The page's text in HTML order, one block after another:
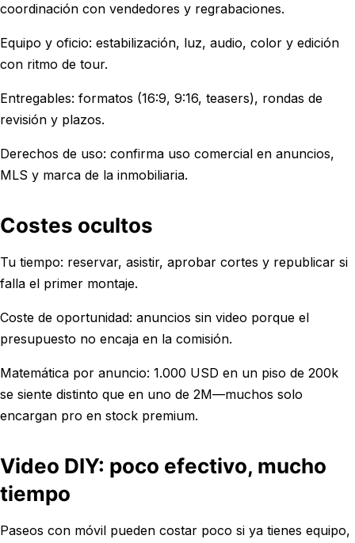
coordinación con vendedores y regrabaciones.
Equipo y oficio: estabilización, luz, audio, color y edición
con ritmo de tour.
Entregables: formatos (16:9, 9:16, teasers), rondas de
revisión y plazos.
Derechos de uso: confirma uso comercial en anuncios,
MLS y marca de la inmobiliaria.
Costes ocultos
Tu tiempo: reservar, asistir, aprobar cortes y republicar si
falla el primer montaje.
Coste de oportunidad: anuncios sin video porque el
presupuesto no encaja en la comisión.
Matemática por anuncio: 1.000 USD en un piso de 200k
se siente distinto que en uno de 2M—muchos solo
encargan pro en stock premium.
Video DIY: poco efectivo, mucho
tiempo
Paseos con móvil pueden costar poco si ya tienes equipo,